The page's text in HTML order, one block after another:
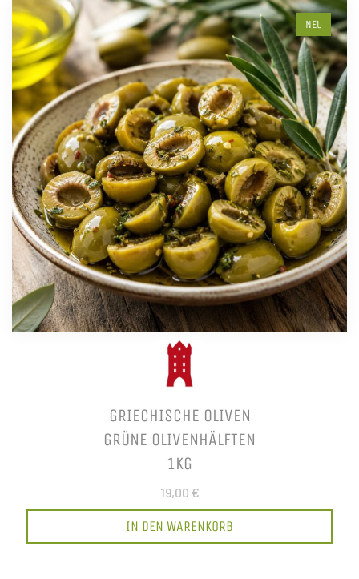
NEU
GRIECHISCHE OLIVEN
GRÜNE OLIVENHÄLFTEN
1KG
19,00 €
IN DEN WARENKORB